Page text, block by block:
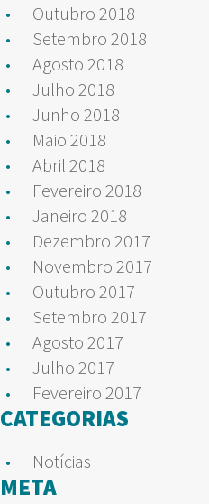
Outubro 2018
Setembro 2018
Agosto 2018
Julho 2018
Junho 2018
Maio 2018
Abril 2018
Fevereiro 2018
Janeiro 2018
Dezembro 2017
Novembro 2017
Outubro 2017
Setembro 2017
Agosto 2017
Julho 2017
Fevereiro 2017
CATEGORIAS
Notícias
META